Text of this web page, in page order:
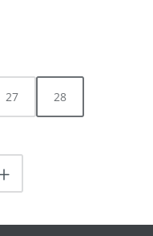
27 28
Gib den